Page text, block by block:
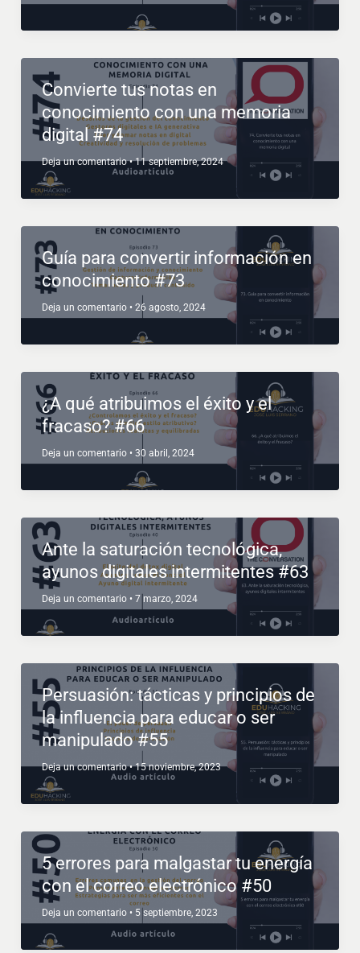
Convierte tus notas en
conocimiento con una memoria
digital #74
Deja un comentario •11 septiembre, 2024
Guía para convertir información en
conocimiento #73
Deja un comentario • 26 agosto, 2024
¿A qué atribuimos el éxito y el
fracaso? #66
Deja un comentario • 30 abril, 2024
Ante la saturación tecnológica,
ayunos digitales intermitentes #63
Deja un comentario • 7 marzo, 2024
Persuasión: tácticas y principios de
la influencia para educar o ser
manipulado #55
Deja un comentario •15 noviembre, 2023
5 errores para malgastar tu energía
con el correo electrónico #50
Deja un comentario • 5 septiembre, 2023